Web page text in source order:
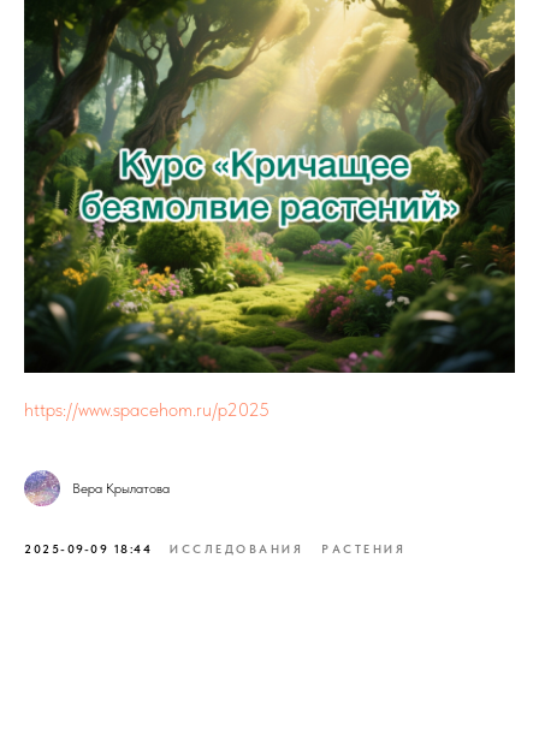
https://www.spacehom.ru/p2025
Вера Крылатова
2025-09-09 18:44 ИССЛЕДОВАНИЯ РАСТЕНИЯ